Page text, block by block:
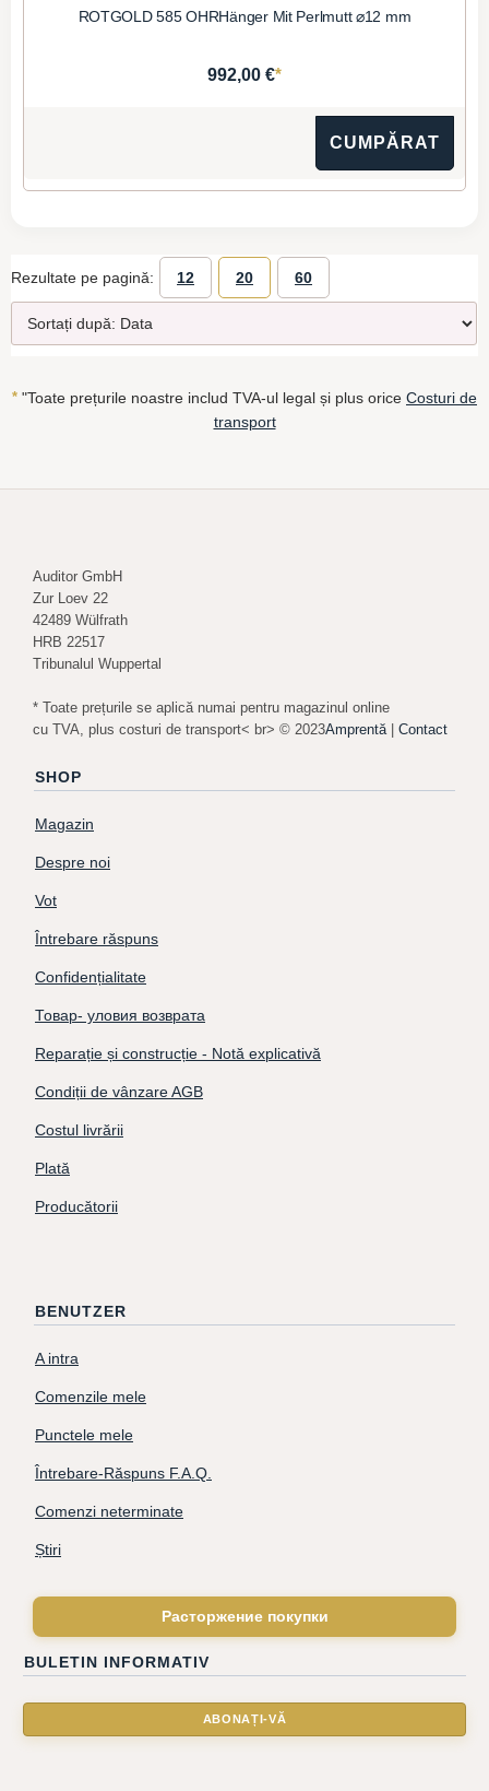
ROTGOLD 585 OHRHänger Mit Perlmutt ⌀12 mm
992,00 €*
CUMPĂRAT
Rezultate pe pagină: 12 20 60
* "Toate prețurile noastre includ TVA-ul legal și plus orice Costuri de
transport
Auditor GmbH
Zur Loev 22
42489 Wülfrath
HRB 22517
Tribunalul Wuppertal
* Toate prețurile se aplică numai pentru magazinul online
cu TVA, plus costuri de transport< br> © 2023Amprentă | Contact
SHOP
Magazin
Despre noi
Vot
Întrebare răspuns
Confidențialitate
Товар- уловия возврата
Reparație și construcție - Notă explicativă
Condiții de vânzare AGB
Costul livrării
Plată
Producătorii
BENUTZER
A intra
Comenzile mele
Punctele mele
Întrebare-Răspuns F.A.Q.
Comenzi neterminate
Știri
Расторжение покупки
BULETIN INFORMATIV